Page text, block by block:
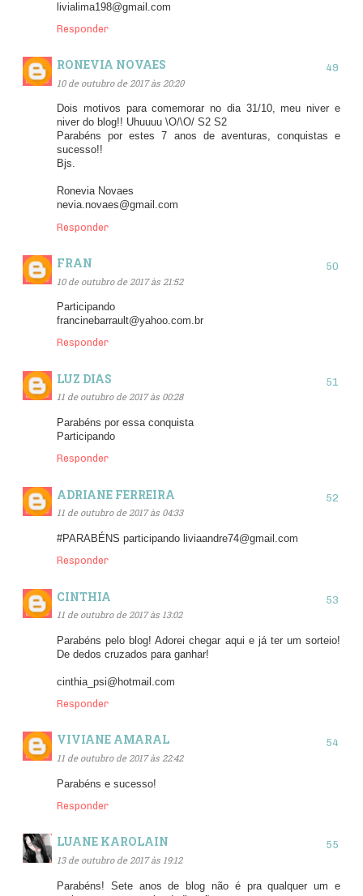
livialima198@gmail.com
Responder
RONEVIA NOVAES
10 de outubro de 2017 às 20:20
Dois motivos para comemorar no dia 31/10, meu niver e
niver do blog!! Uhuuuu \O/\O/ S2 S2
Parabéns por estes 7 anos de aventuras, conquistas e
sucesso!!
Bjs.
Ronevia Novaes
nevia.novaes@gmail.com
Responder
FRAN
10 de outubro de 2017 às 21:52
Participando
francinebarrault@yahoo.com.br
Responder
LUZ DIAS
11 de outubro de 2017 às 00:28
Parabéns por essa conquista
Participando
Responder
ADRIANE FERREIRA
11 de outubro de 2017 às 04:33
#PARABÉNS participando liviaandre74@gmail.com
Responder
CINTHIA
11 de outubro de 2017 às 13:02
Parabéns pelo blog! Adorei chegar aqui e já ter um sorteio!
De dedos cruzados para ganhar!
cinthia_psi@hotmail.com
Responder
VIVIANE AMARAL
11 de outubro de 2017 às 22:42
Parabéns e sucesso!
Responder
LUANE KAROLAIN
13 de outubro de 2017 às 19:12
Parabéns! Sete anos de blog não é pra qualquer um e